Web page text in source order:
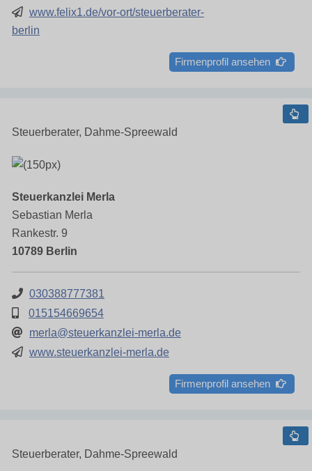
www.felix1.de/vor-ort/steuerberater-
berlin
Firmenprofil ansehen
Steuerberater, Dahme-Spreewald
Steuerkanzlei Merla
Sebastian Merla
Rankestr. 9
10789 Berlin
030388777381
015154669654
merla@steuerkanzlei-merla.de
www.steuerkanzlei-merla.de
Firmenprofil ansehen
Steuerberater, Dahme-Spreewald